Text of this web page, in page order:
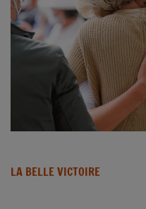
LA BELLE VICTOIRE